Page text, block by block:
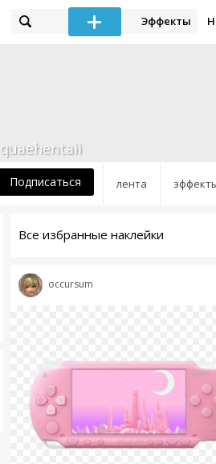
Эффекты
лента
quaehentaii
Подписаться
Все избранные наклейки
occursum